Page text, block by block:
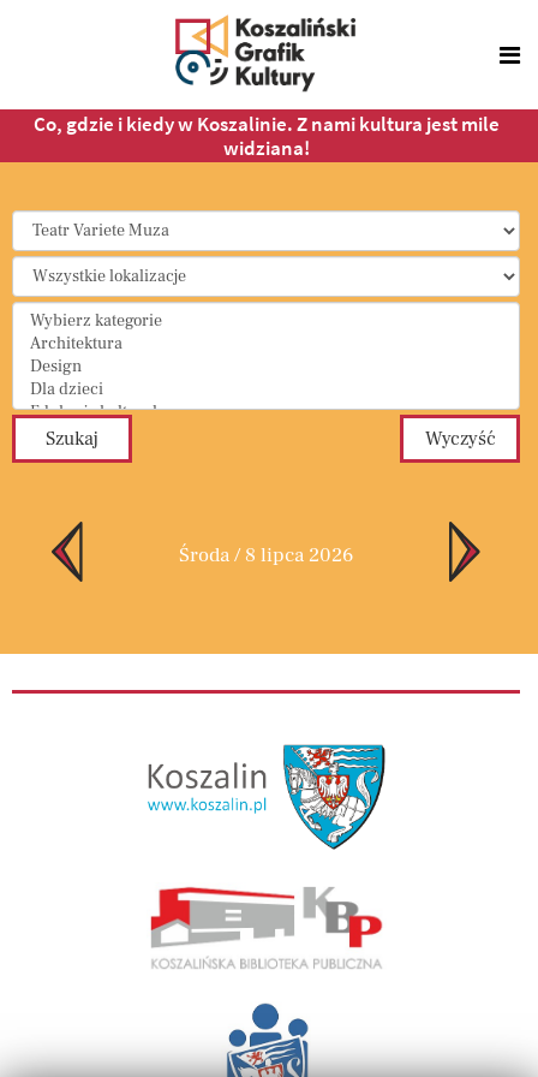
Co, gdzie i kiedy w Koszalinie. Z nami kultura jest mile
widziana!
Select a Category to filter list
Środa / 8 lipca 2026